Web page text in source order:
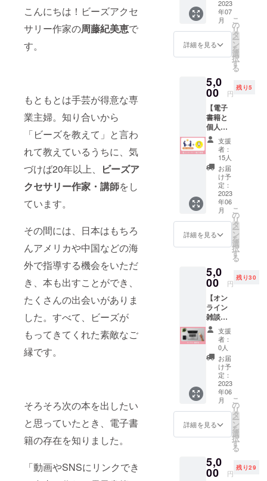
こんにちは！ビーズアクセ
サリー作家の周藤紀美恵で
す。
もともとは手芸が得意な専
業主婦。知り合いから
「ビーズを教えて」と言わ
れて教えているうちに、気
づけば20年以上、
ビーズア
クセサリー作家・講師をし
ています。
その間には、日本はもちろ
んアメリカや中国などの海
外で指導する機会をいただ
き、本も出すことができ、
たくさんの出会いがありま
した。すべて、ビーズが
もってきてくれた素敵なご
縁です。
そろそろ次の本を出したい
と思っていたとき、電子書
籍の存在を知りました。
「動画やSNSにリンクでき
活躍をみせ
る。
こちら
の書籍
は自費
出版に
て販売
ページ)
くお
花」(仮)
をお届
けしま
す。 著
礼の
メッ
セージ
と限定
レシピ
のプレ
ゼント
が付い
ていま
す。 ※
送料込
みのお
値段で
す。 ※
書籍は
自費出
版とな
2023年
6月予定
で完成
後のお
届けと
なりま
す。
2023
年07
月
詳細を見る
こ
の
リ
タ
ー
ン
を
選
択
す
る
5,0
00 円
残り5
【電子
書籍と
個人ス
ポン
サーの
セッ
ト】 ①
電子書
籍をお
届けし
ます。
②電子
書籍に
個人ス
ポン
サーと
名前と
SNSア
カウン
トを１
つ掲載
いたし
ます。
あなた
のお名
前を電
子書籍
でPRで
きま
す。 ※
電子書
籍は
メール
きま
す。 ※
支援
者：
15人
お届
け予
定：
2023
年06
月
詳細を見る
こ
の
リ
タ
ー
ン
を
選
択
す
る
5,0
00 円
残り30
【オン
ライン
雑談会
参加
券】 オ
ンライ
ン雑談
会に参
加でき
る権利
です。
いっ
しょに
お話し
ません
か？ 日
2023年
6月28日
支援
者：
0人
お届
け予
定：
2023
年06
月
詳細を見る
こ
の
リ
タ
ー
ン
を
選
択
す
る
5,0
00 円
残り29